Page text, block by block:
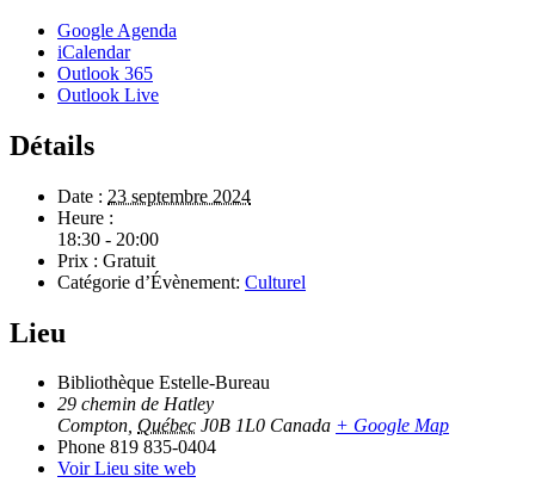
Google Agenda
iCalendar
Outlook 365
Outlook Live
Détails
Date : 23 septembre 2024
Heure :
18:30 - 20:00
Prix : Gratuit
Catégorie d’Évènement: Culturel
Lieu
Bibliothèque Estelle-Bureau
29 chemin de Hatley
Compton, Québec J0B 1L0 Canada + Google Map
Phone 819 835-0404
Voir Lieu site web